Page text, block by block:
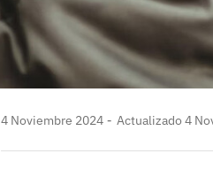
4 Noviembre 2024 Actualizado 4